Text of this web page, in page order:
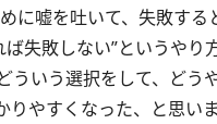
嘘を吐いて、失敗する
失敗しない”というやり
いう選択をして、どう
やすくなった、と思いま